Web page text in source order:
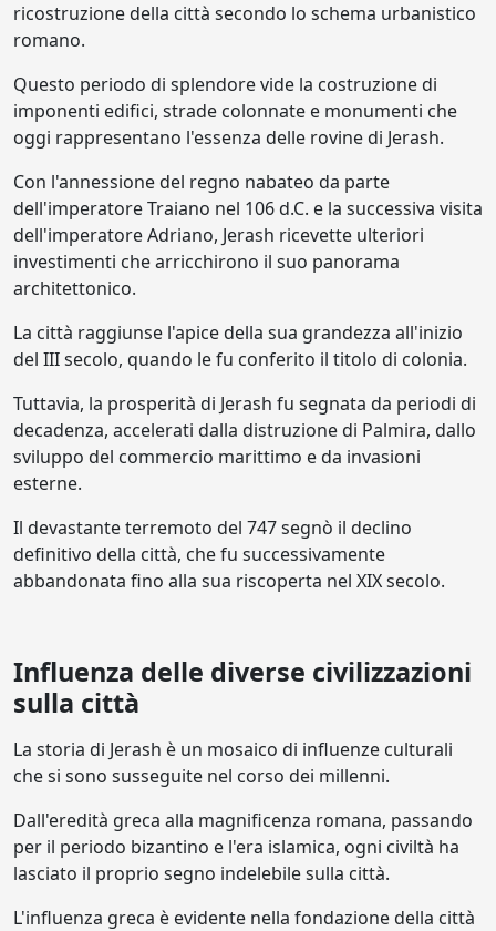
ricostruzione della città secondo lo schema urbanistico
romano.
Questo periodo di splendore vide la costruzione di
imponenti edifici, strade colonnate e monumenti che
oggi rappresentano l'essenza delle rovine di Jerash.
Con l'annessione del regno nabateo da parte
dell'imperatore Traiano nel 106 d.C. e la successiva visita
dell'imperatore Adriano, Jerash ricevette ulteriori
investimenti che arricchirono il suo panorama
architettonico.
La città raggiunse l'apice della sua grandezza all'inizio
del III secolo, quando le fu conferito il titolo di colonia.
Tuttavia, la prosperità di Jerash fu segnata da periodi di
decadenza, accelerati dalla distruzione di Palmira, dallo
sviluppo del commercio marittimo e da invasioni
esterne.
Il devastante terremoto del 747 segnò il declino
definitivo della città, che fu successivamente
abbandonata fino alla sua riscoperta nel XIX secolo.
Influenza delle diverse civilizzazioni
sulla città
La storia di Jerash è un mosaico di influenze culturali
che si sono susseguite nel corso dei millenni.
Dall'eredità greca alla magnificenza romana, passando
per il periodo bizantino e l'era islamica, ogni civiltà ha
lasciato il proprio segno indelebile sulla città.
L'influenza greca è evidente nella fondazione della città